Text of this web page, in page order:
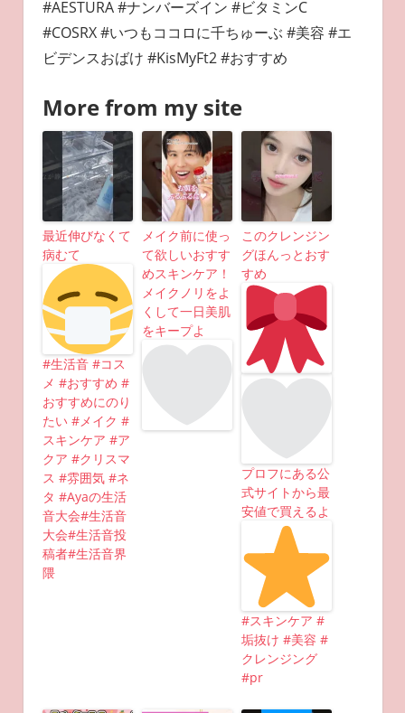
#AESTURA #ナンバーズイン #ビタミンC
#COSRX #いつもココロに千ちゅーぶ #美容 #エ
ビデンスおばけ #KisMyFt2 #おすすめ
More from my site
最近伸びなくて
病むて
#生活音 #コス
メ #おすすめ #
おすすめにのり
たい #メイク #
スキンケア #ア
クア #クリスマ
ス #雰囲気 #ネ
タ #Ayaの生活
音大会#生活音
大会#生活音投
稿者#生活音界
隈
メイク前に使っ
て欲しいおすす
めスキンケア！
メイクノリをよ
くして一日美肌
をキープよ
このクレンジン
グほんっとおす
すめ
プロフにある公
式サイトから最
安値で買えるよ
#スキンケア #
垢抜け #美容 #
クレンジング
#pr